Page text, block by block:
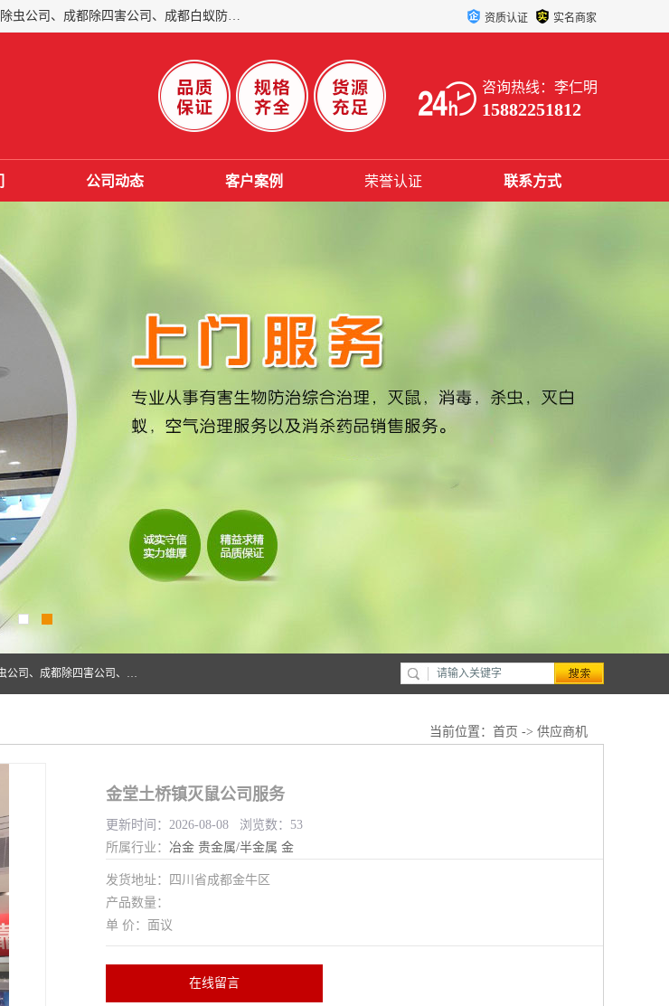
成都仁民有害生物防治服务有限公司是一家经营成都灭跳蚤公司、成都灭鼠公司、成都除虫公司、成都除四害公司、成都白蚁防治公司、成都杀虫公司等。业务覆盖：青白江、郫县、简阳、金堂、乐山、眉山、绵阳、彭州等区域。 由于我们的专业技术和服务态度得到了肯定、 目前公司已经与省内外的多个金 融企业、高端写字楼、星级酒 店、宾馆餐饮企业、学校、制造生产企业、物业小区建立了长期友好的合作关系。 资质认证 实名商家
咨询热线：李仁明
15882251812
公司动态 客户案例 荣誉认证 联系方式
成都仁民有害生物防治服务有限公司是一家经营成都灭跳蚤公司、成都灭鼠公司、成都除虫公司、成都除四害公司、成都白蚁防治公司、成都杀虫公司等。业务覆盖：青白江、郫县、简阳、金堂、乐山、眉山、绵阳、彭州等区域。 由于我们的专业技术和服务态度得到了肯定、 目前公司已经与省内外的多个金 融企业、高端写字楼、星级酒 店、宾馆餐饮企业、学校、制造生产企业、物业小区建立了长期友好的合作关系。
当前位置： 首页 -> 供应商机
金堂土桥镇灭鼠公司服务
更新时间：2026-08-08 浏览数：53
所属行业： 冶金 贵金属/半金属 金
发货地址：四川省成都金牛区
产品数量：
单 价：面议
在线留言